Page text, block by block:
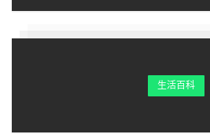
生活百科